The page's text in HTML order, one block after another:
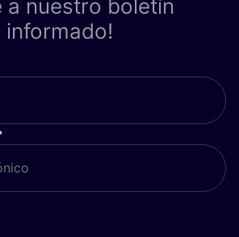
a nuestro boletín
informado!